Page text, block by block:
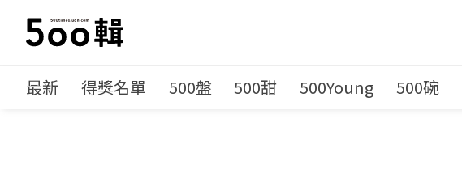
最新 得獎名單 500盤 500甜 500Young 500碗